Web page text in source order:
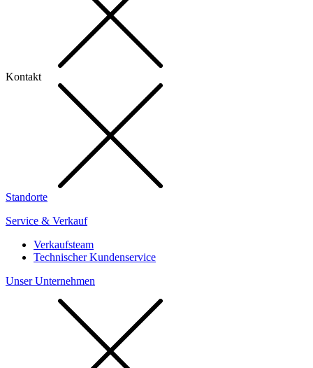
Kontakt
Standorte
Service & Verkauf
Verkaufsteam
Technischer Kundenservice
Unser Unternehmen